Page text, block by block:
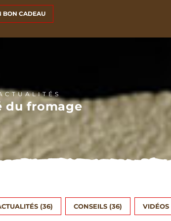
BON CADEAU
du fromage
(36) CONSEILS (36) VIDÉOS